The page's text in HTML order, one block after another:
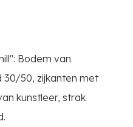
Bodem van
30/50, zijkanten met
kunstleer, strak